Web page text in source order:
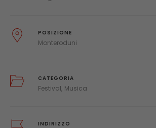
POSIZIONE
Monteroduni
CATEGORIA
Festival Musica
INDIRIZZO